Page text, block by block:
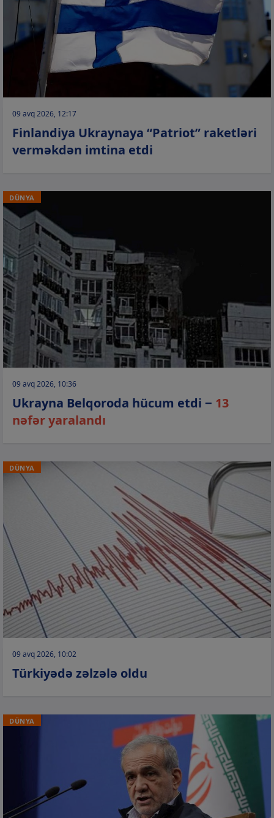
09 avq 2026, 12:17
Finlandiya Ukraynaya “Patriot” raketləri
verməkdən imtina etdi
DÜNYA
09 avq 2026, 10:36
Ukrayna Belqoroda hücum etdi − 13
nəfər yaralandı
DÜNYA
09 avq 2026, 10:02
Türkiyədə zəlzələ oldu
DÜNYA